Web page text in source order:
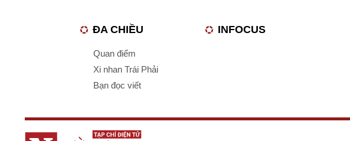
ĐA CHIỀU
Quan điểm
Xi nhan Trái Phải
Bạn đọc viết
INFOCUS